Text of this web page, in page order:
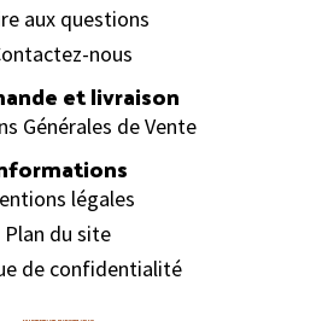
aux questions
nous
et livraison
Générales de Vente
légales
Plan du site
de confidentialité